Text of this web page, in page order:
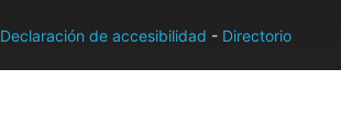
Declaración de accesibilidad - Directorio